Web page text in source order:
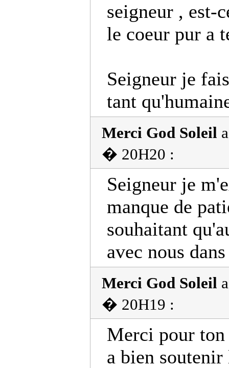
seigneur , est-
le coeur pur a
Seigneur je
tant
Merci God Soleil
� 20H20 :
Seigneur je
manque de
souhaitant
avec nous
Merci God Soleil
� 20H19 :
Merci pour ton
a bien soutenir